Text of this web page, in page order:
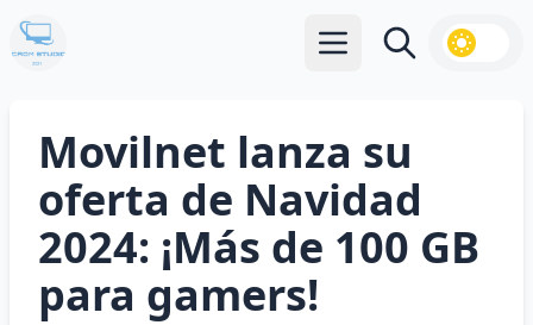
Abrir menú principal
Buscar
Movilnet lanza su
oferta de Navidad
2024: ¡Más de 100 GB
para gamers!